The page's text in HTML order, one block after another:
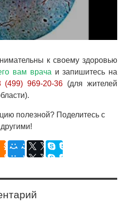
к своему здоровью
вам врача и запишитесь на
(499) 969-20-36 (для жителей
полезной? Поделитесь с
другими!